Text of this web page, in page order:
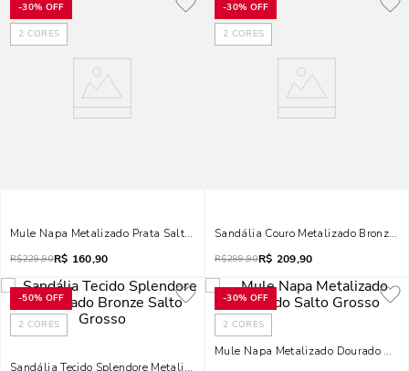
-30% OFF
2 CORES
Mule Napa Metalizado Prata Salto Grosso
R$229,90R$ 160,90
-30% OFF
2 CORES
Sandália Couro Metalizado Bronze
R$299,90R$ 209,90
-50% OFF
2 CORES
Sandália Tecido Splendore Metalizado Bronze Salto Grosso
-30% OFF
2 CORES
Mule Napa Metalizado Dourado